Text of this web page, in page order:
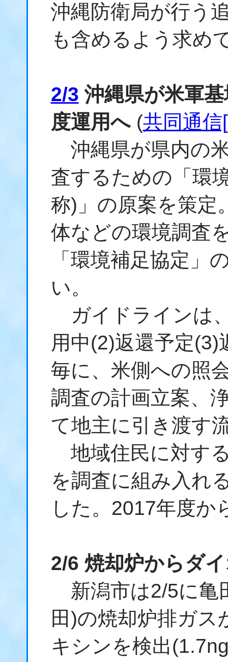
沖縄防衛局が行う
も含めるよう求め
2/3 沖縄県が米軍
度運用へ(共同通
沖縄県が県内の
査するための「環
称)」の原案を策定
体などの環境調査
「環境補足協定」
い。
ガイドラインは
用中(2)返還予定(3)
毎に、米側への照
調査の計画立案、
て地主に引き渡す
地域住民に対す
を調査に組み入れ
した。2017年度
2/6 焼却炉からダ
新潟市は2/5に亀
田)の焼却炉排ガ
キシンを検出